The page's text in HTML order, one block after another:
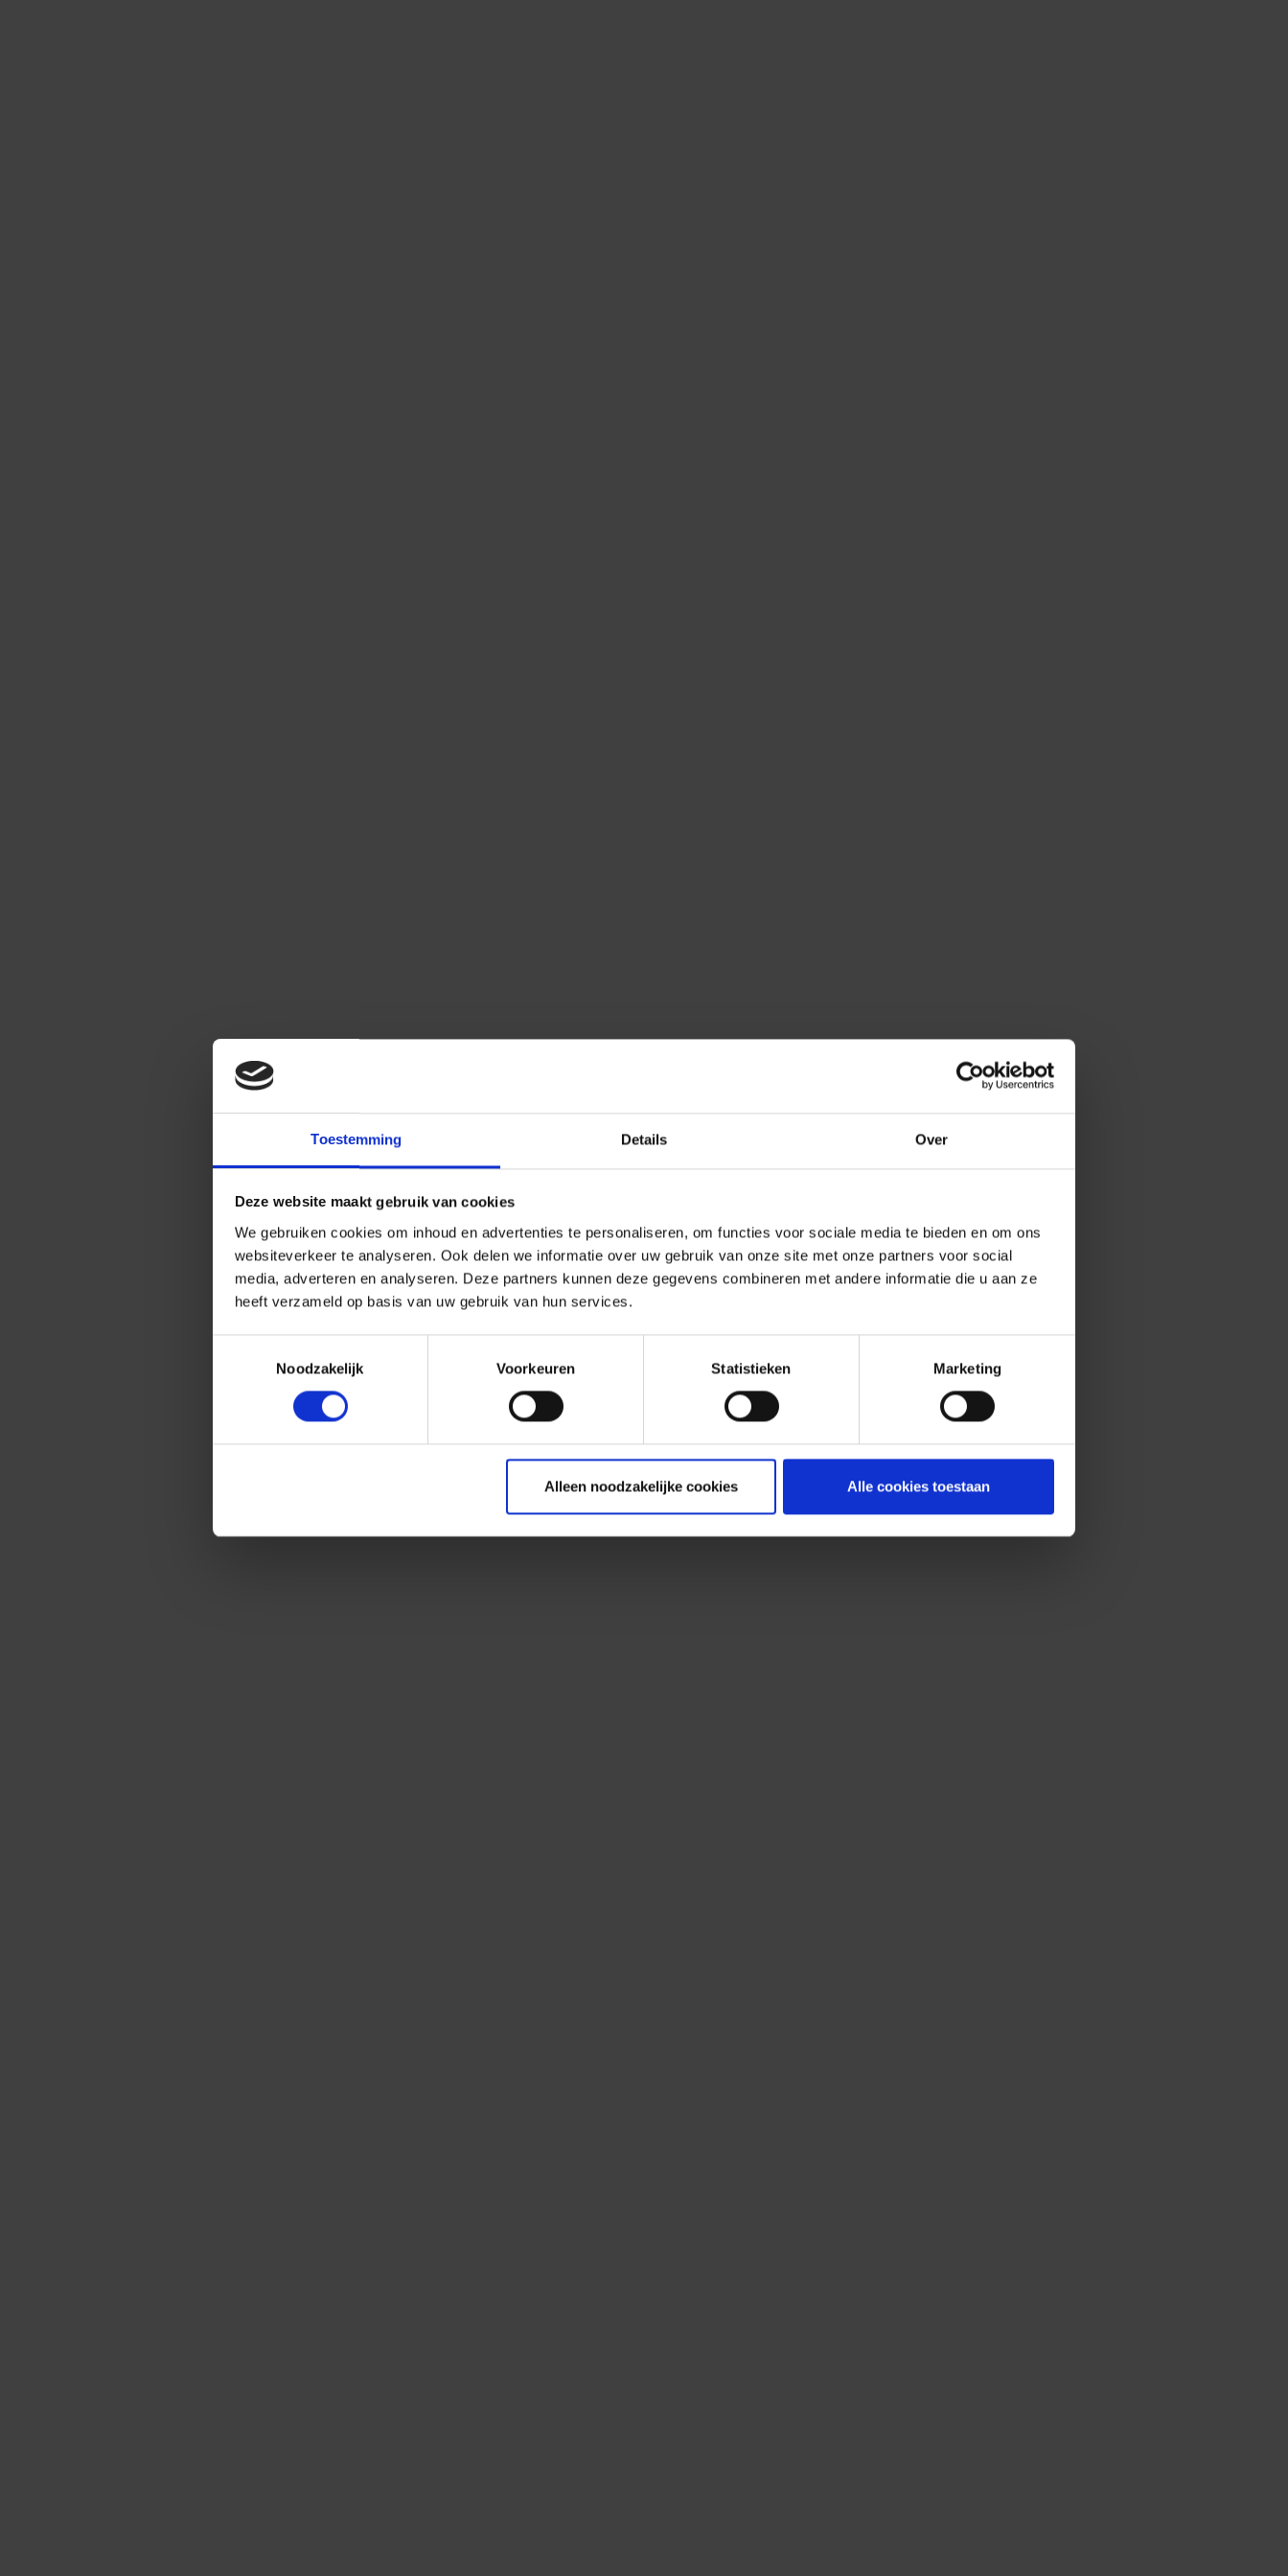
Toestemming Details Over
Deze website maakt gebruik van cookies
We gebruiken cookies om inhoud en advertenties te personaliseren, om functies voor sociale media te bieden en om ons
websiteverkeer te analyseren. Ook delen we informatie over uw gebruik van onze site met onze partners voor social
media, adverteren en analyseren. Deze partners kunnen deze gegevens combineren met andere informatie die u aan ze
heeft verzameld op basis van uw gebruik van hun services.
Noodzakelijk
Voorkeuren Statistieken Marketing
Alleen noodzakelijke cookies Alle cookies toestaan